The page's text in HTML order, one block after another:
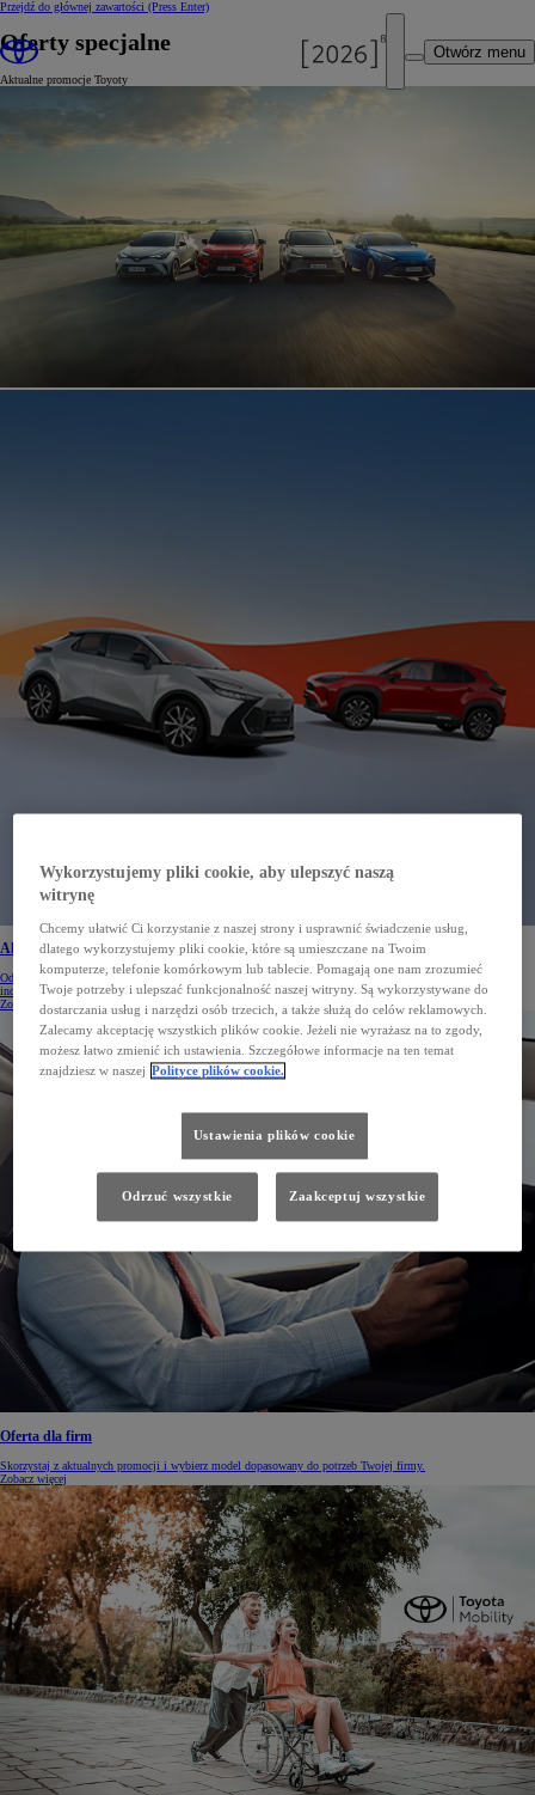
Przejdź do głównej zawartości (Press Enter)
Otwórz menu
Oferty specjalne
Aktualne promocje Toyoty
Aktualne promocje i korzyści na samochody Toyota
Odkryj aktualne promocje i korzyści na nowe samochody Toyota. Specjalne oferty dla klientów
indywidualnych czekają. Sprawdź aktualną ofertę.
Zobacz więcej
Oferta dla firm
Skorzystaj z aktualnych promocji i wybierz model dopasowany do potrzeb Twojej firmy.
Zobacz więcej
Wykorzystujemy pliki cookie, aby ulepszyć naszą
witrynę
Chcemy ułatwić Ci korzystanie z naszej strony i usprawnić świadczenie usług,
dlatego wykorzystujemy pliki cookie, które są umieszczane na Twoim
komputerze, telefonie komórkowym lub tablecie. Pomagają one nam zrozumieć
Twoje potrzeby i ulepszać funkcjonalność naszej witryny. Są wykorzystywane do
dostarczania usług i narzędzi osób trzecich, a także służą do celów reklamowych.
Zalecamy akceptację wszystkich plików cookie. Jeżeli nie wyrażasz na to zgody,
możesz łatwo zmienić ich ustawienia. Szczegółowe informacje na ten temat
znajdziesz w naszej Polityce plików cookie.
Ustawienia plików cookie
Odrzuć wszystkie Zaakceptuj wszystkie